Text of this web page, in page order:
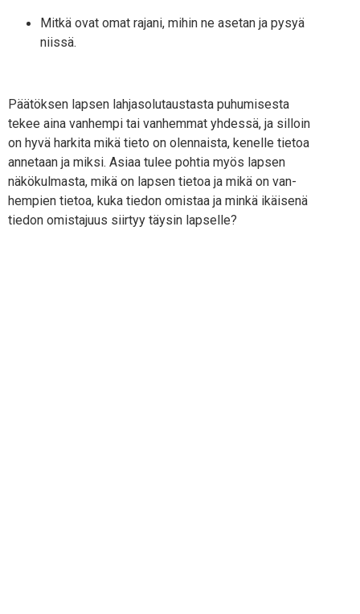
Mit­kä ovat omat raja­ni, mihin ne ase­tan ja pysyä
niissä.
Pää­tök­sen lap­sen lah­ja­so­lu­taus­tas­ta puhu­mi­ses­ta
tekee aina van­hem­pi tai van­hem­mat yhdes­sä, ja sil­loin
on hyvä har­ki­ta mikä tie­to on olen­nais­ta, kenel­le tie­toa
anne­taan ja mik­si. Asi­aa tulee poh­tia myös lap­sen
näkö­kul­mas­ta, mikä on lap­sen tie­toa ja mikä on van­
hem­pien tie­toa, kuka tie­don omis­taa ja min­kä ikäi­se­nä
tie­don omis­ta­juus siir­tyy täy­sin lapselle?